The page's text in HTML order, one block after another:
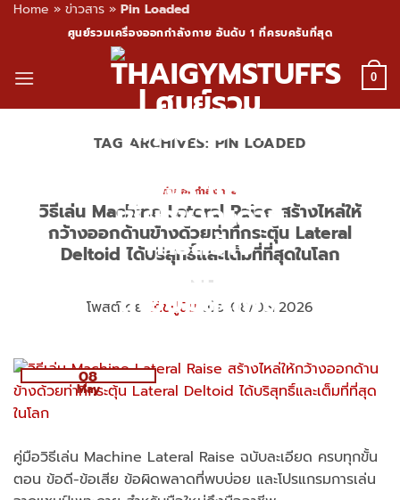
Home » ข่าวสาร » Pin Loaded
content
ศูนย์รวมเครื่องออกกำลังกาย อันดับ 1 ที่ครบครันที่สุด
0
TAG ARCHIVES: PIN LOADED
ท่าออกกำลังกาย
วิธีเล่น Machine Lateral Raise สร้างไหล่ให้
กว้างออกด้านข้างด้วยท่าที่กระตุ้น Lateral
Deltoid ได้บริสุทธิ์และเต็มที่ที่สุดในโลก
โพสต์โดย โค้ชปูนิ่ม เมื่อ 08/05/2026
08
May
คู่มือวิธีเล่น Machine Lateral Raise ฉบับละเอียด ครบทุกขั้น
ตอน ข้อดี-ข้อเสีย ข้อผิดพลาดที่พบบ่อย และโปรแกรมการเล่น